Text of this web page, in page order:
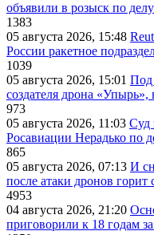
объявили в розыск по
1383
05 августа 2026, 15:48
России ракетное
1039
05 августа 2026, 15:01 Под
создателя дрона «Упырь»,
973
05 августа 2026, 11:03 Суд
Росавиации Нерадько по
865
05 августа 2026, 07:13 И
после атаки дронов
4953
04 августа 2026, 21:20
приговорили к 18 годам